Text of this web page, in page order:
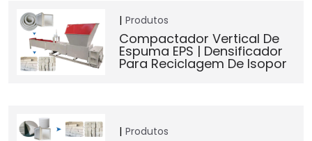
Produtos
Compactador Vertical De
Espuma EPS | Densificador
Para Reciclagem De Isopor
Produtos